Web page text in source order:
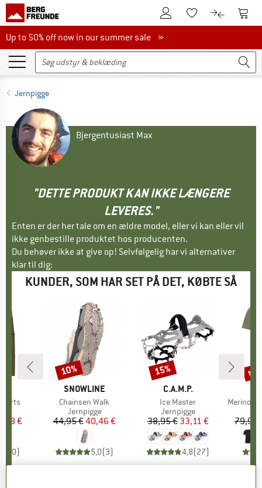
Til kundekontoenTil huskesedlen.
Til Til
Up to 50% off now in our summer sale
Up to 50% off now in our summer sale »
Jernpigge
Bjergentusiast Max
"DETTE PRODUKT KAN IKKE LÆNGERE
LEVERES."
Enten er der her tale om en ældre model, eller vi kan eller vil
ikke genbestille produktet hos producenten.
Du behøver ikke at give op! Selvfølgelig har vi alternativer
klar til dig:
KUNDER, SOM HAR SET PÅ DET, KØBTE SÅ
pris
€
0)
MÆRKE
SNOWLINE
Artikel
Chainsen Walk
Produktgruppe
Jernpigge
Pris
44,95 €Nedsat pris
40,46 €
5,0(3)
Rabat
10%
MÆRKE
C.A.M.P.
Artikel
Ice Master
Produktgruppe
Jernpigge
Pris
38,95 €Nedsat pris
33,11 €
4,8(27)
Rabat
15%
Artikel
Merino155
79,95
til